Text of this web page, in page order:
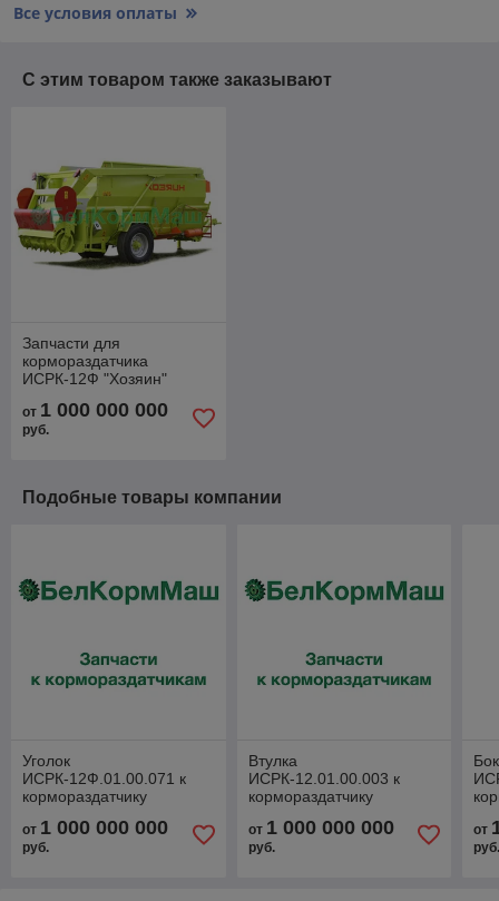
Все условия оплаты
С этим товаром также заказывают
Запчасти для
кормораздатчика
ИСРК-12Ф "Хозяин"
от 1 000 000 000
руб.
Подобные товары компании
Уголок
ИСРК-12Ф.01.00.071 к
кормораздатчику
от 1 000 000 000
руб.
Втулка
ИСРК-12.01.00.003 к
кормораздатчику
от 1 000 000 000
руб.
от